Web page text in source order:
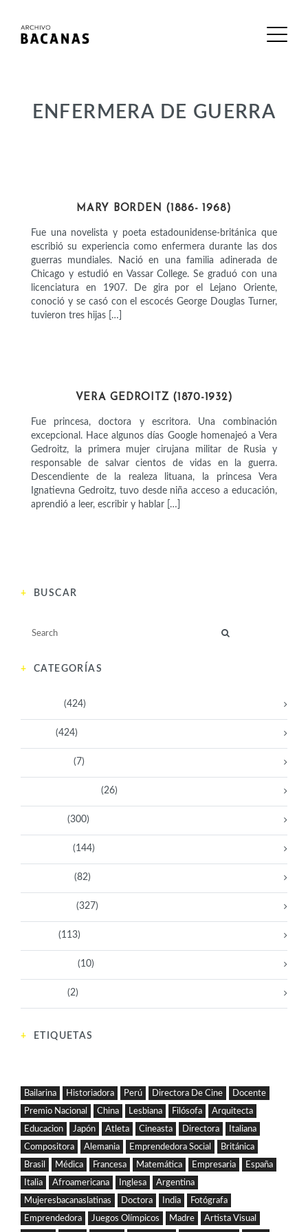
ENFERMERA DE GUERRA
MARY BORDEN (1886- 1968)
Fue una novelista y poeta estadounidense-británica que
escribió su experiencia como enfermera durante las dos
guerras mundiales. Nació en una familia adinerada de
Chicago y estudió en Vassar College. Se graduó con una
licenciatura en 1907. De gira por el Lejano Oriente,
conoció y se casó con el escocés George Douglas Turner,
tuvieron tres hijas […]
VERA GEDROITZ (1870-1932)
Fue princesa, doctora y escritora. Una combinación
excepcional. Hace algunos días Google homenajeó a Vera
Gedroitz, la primera mujer cirujana militar de Rusia y
responsable de salvar cientos de vidas en la guerra.
Descendiente de la realeza lituana, la princesa Vera
Ignatievna Gedroitz, tuvo desde niña acceso a educación,
aprendió a leer, escribir y hablar […]
BUSCAR
CATEGORÍAS
(424)
(424)
(7)
(26)
(300)
(144)
(82)
(327)
(113)
(10)
(2)
ETIQUETAS
Bailarina Historiadora Perú Directora De Cine
Docente
Premio Nacional
China Lesbiana Filósofa
Arquitecta
Educacion
Japón Atleta Cineasta Directora
Italiana
Compositora
Alemania Emprendedora Social
Británica
Brasil
Médica Francesa Matemática Empresaria
España
Italia
Afroamericana Inglesa
Argentina
Mujeresbacanaslatinas
Doctora India
Fotógrafa
Emprendedora
Juegos Olímpicos Madre
Artista Visual